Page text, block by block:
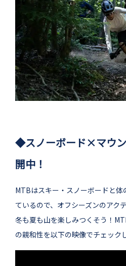
◆スノーボード×マウ
開中！
MTBはスキー・スノーボードと
ているので、オフシーズンのアク
冬も夏も山を楽しみつくそう！
の親和性を以下の映像でチェック